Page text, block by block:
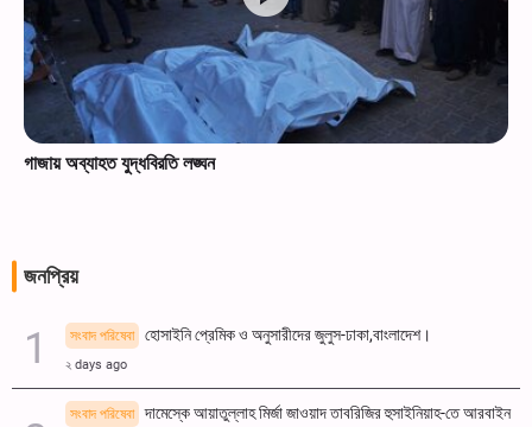
গাজায় অব্যাহত যুদ্ধবিরতি লঙ্ঘন
জনপ্রিয়
সংবাদ পরিষেবা হোসাইনি প্রেমিক ও অনুসারীদের জুলুস-ঢাকা,বাংলাদেশ।
২ days ago
সংবাদ পরিষেবা
দামেস্কে আয়াতুল্লাহ মির্জা জাওয়াদ তাবরিজির হুসাইনিয়াহ-তে আরবাইন